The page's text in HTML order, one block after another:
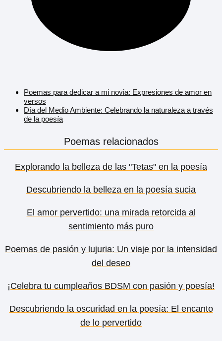
Poemas para dedicar a mi novia: Expresiones de amor en
versos
Día del Medio Ambiente: Celebrando la naturaleza a través
de la poesía
Poemas relacionados
Explorando la belleza de las "Tetas" en la poesía
Descubriendo la belleza en la poesía sucia
El amor pervertido: una mirada retorcida al
sentimiento más puro
Poemas de pasión y lujuria: Un viaje por la intensidad
del deseo
¡Celebra tu cumpleaños BDSM con pasión y poesía!
Descubriendo la oscuridad en la poesía: El encanto
de lo pervertido